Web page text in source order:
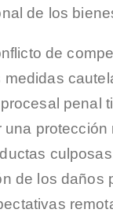
de los
de
penal
una protección
de los daños